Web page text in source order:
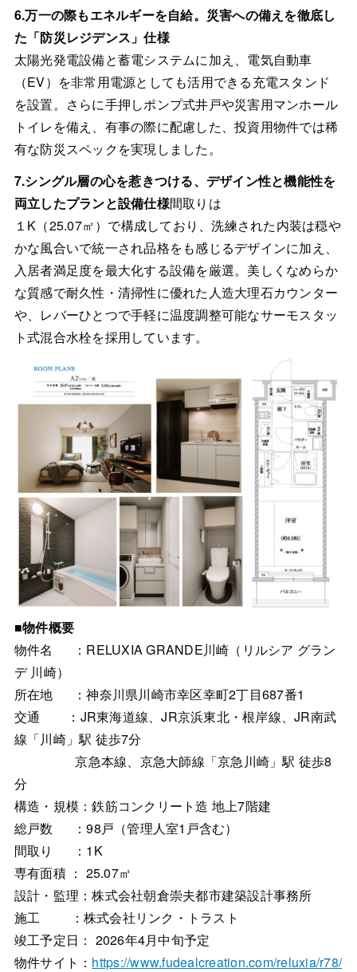
6.万一の際もエネルギーを自給。災害への備えを徹底し
た「防災レジデンス」仕様
太陽光発電設備と蓄電システムに加え、電気自動車
（EV）を非常用電源としても活用できる充電スタンド
を設置。さらに手押しポンプ式井戸や災害用マンホール
トイレを備え、有事の際に配慮した、投資用物件では稀
有な防災スペックを実現しました。
7.シングル層の心を惹きつける、デザイン性と機能性を
両立したプランと設備仕様間取りは
１K（25.07㎡）で構成しており、洗練された内装は穏や
かな風合いで統一され品格をも感じるデザインに加え、
入居者満足度を最大化する設備を厳選。美しくなめらか
な質感で耐久性・清掃性に優れた人造大理石カウンター
や、レバーひとつで手軽に温度調整可能なサーモスタッ
ト式混合水栓を採用しています。
■物件概要
物件名 ：RELUXIA GRANDE川崎（リルシア グラン
デ 川崎）
所在地 ：神奈川県川崎市幸区幸町2丁目687番1
交通 ：JR東海道線、JR京浜東北・根岸線、JR南武
線「川崎」駅 徒歩7分
京急本線、京急大師線「京急川崎」駅 徒歩8
分
構造・規模：鉄筋コンクリート造 地上7階建
総戸数 ：98戸（管理人室1戸含む）
間取り ：1K
専有面積 ： 25.07㎡
設計・監理：株式会社朝倉崇夫都市建築設計事務所
施工 ：株式会社リンク・トラスト
竣工予定日： 2026年4月中旬予定
物件サイト： https://www.fudealcreation.com/reluxia/r78/